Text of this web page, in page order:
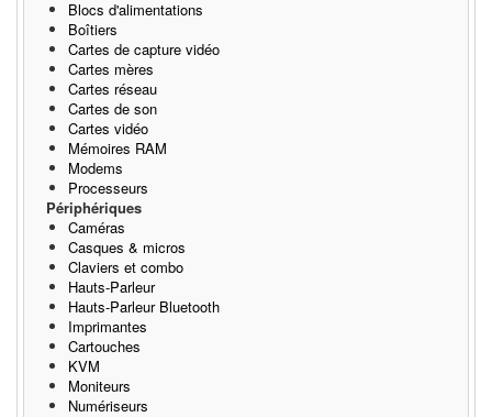
Blocs d'alimentations
Boîtiers
Cartes de capture vidéo
Cartes mères
Cartes réseau
Cartes de son
Cartes vidéo
Mémoires RAM
Modems
Processeurs
Périphériques
Caméras
Casques & micros
Claviers et combo
Hauts-Parleur
Hauts-Parleur Bluetooth
Imprimantes
Cartouches
KVM
Moniteurs
Numériseurs